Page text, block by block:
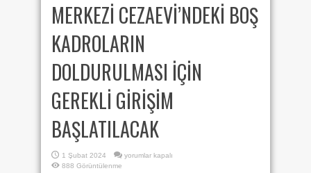
MERKEZİ CEZAEVİ’NDEKİ BOŞ
KADROLARIN
DOLDURULMASI İÇİN
GEREKLİ GİRİŞİM
BAŞLATILACAK
1 Şubat 2024
MERKEZİ
yorumlar kapalı
888 Görüntülenme